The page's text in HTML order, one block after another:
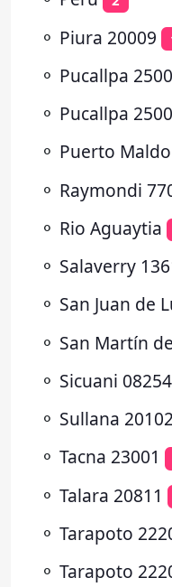
⚬ Piura 20009
⚬ Pucallpa
⚬ Pucallpa
⚬ Puerto
⚬ Raymondi
⚬ Rio Aguaytia
⚬ Salaverry
⚬ San Juan de
⚬ San Martín
⚬ Sicuani 08254
⚬ Sullana 20102
⚬ Tacna 23001
⚬ Talara 20811
⚬ Tarapoto
⚬ Tarapoto